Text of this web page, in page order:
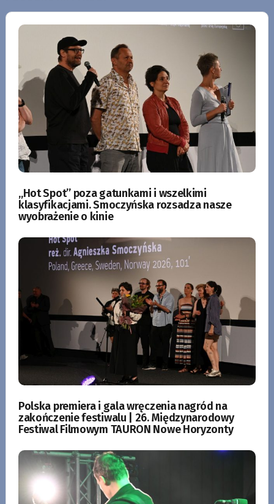
„Hot Spot” poza gatunkami i wszelkimi
klasyfikacjami. Smoczyńska rozsadza nasze
wyobrażenie o kinie
Polska premiera i gala wręczenia nagród na
zakończenie festiwalu | 26. Międzynarodowy
Festiwal Filmowym TAURON Nowe Horyzonty